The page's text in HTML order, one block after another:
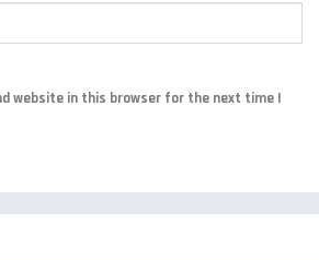
website in this browser for the next time I